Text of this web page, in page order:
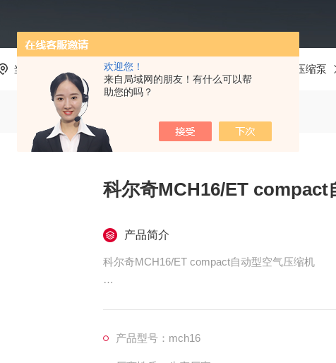
欢迎您！
来自局域网的朋友！有什么可以帮
助您的吗？
当前位置： 产品中心 压缩泵
科尔奇MCH16/ET compact
产品简介
科尔奇MCH16/ET compact自动型空气压缩机
MCH16/ET compact自动型呼吸空气压缩机，具
产品型号：mch16